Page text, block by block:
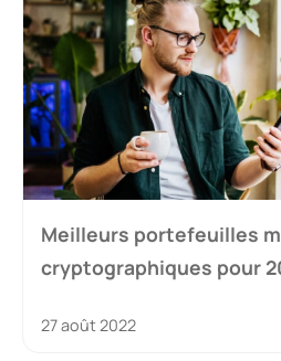
Meilleurs portefeuilles
cryptographiques pour
27 août 2022